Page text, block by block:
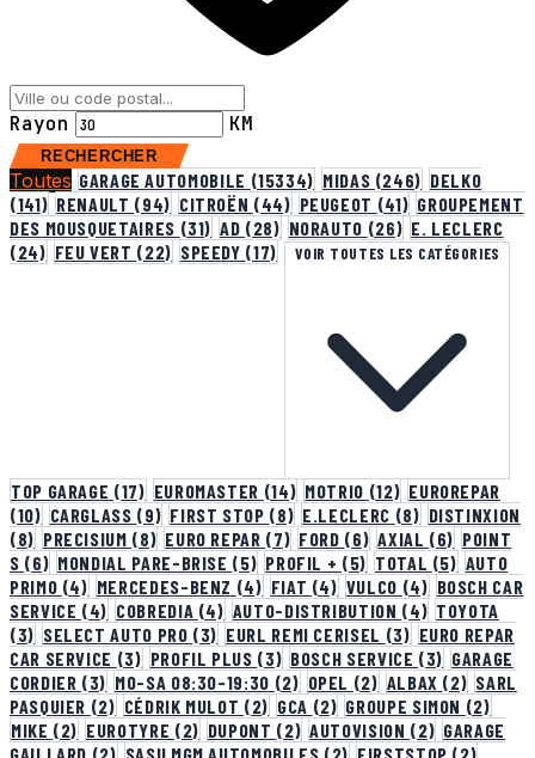
Rayon KM
RECHERCHER
Toutes GARAGE AUTOMOBILE (15334) MIDAS (246) DELKO
(141) RENAULT (94) CITROËN (44) PEUGEOT (41) GROUPEMENT
DES MOUSQUETAIRES (31) AD (28) NORAUTO (26) E. LECLERC
(24) FEU VERT (22) SPEEDY (17) VOIR TOUTES LES CATÉGORIES
TOP GARAGE (17) EUROMASTER (14) MOTRIO (12) EUROREPAR
(10) CARGLASS (9) FIRST STOP (8) E.LECLERC (8) DISTINXION
(8) PRECISIUM (8) EURO REPAR (7) FORD (6) AXIAL (6) POINT
S (6) MONDIAL PARE-BRISE (5) PROFIL + (5) TOTAL (5) AUTO
PRIMO (4) MERCEDES-BENZ (4) FIAT (4) VULCO (4) BOSCH CAR
SERVICE (4) COBREDIA (4) AUTO-DISTRIBUTION (4) TOYOTA
(3) SELECT AUTO PRO (3) EURL REMI CERISEL (3) EURO REPAR
CAR SERVICE (3) PROFIL PLUS (3) BOSCH SERVICE (3) GARAGE
CORDIER (3) MO-SA 08:30-19:30 (2) OPEL (2) ALBAX (2) SARL
PASQUIER (2) CÉDRIK MULOT (2) GCA (2) GROUPE SIMON (2)
MIKE (2) EUROTYRE (2) DUPONT (2) AUTOVISION (2) GARAGE